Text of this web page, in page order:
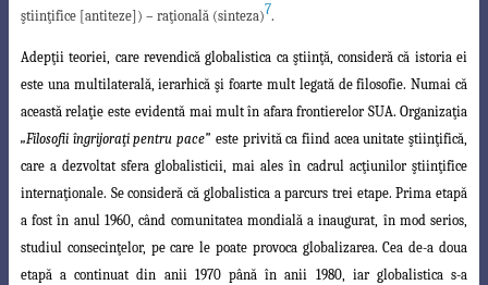
ştiinţifice [antiteze]) – raţională (sinteza)7.
Adepţii teoriei, care revendică globalistica ca ştiinţă, consideră că istoria ei
este una multilaterală, ierarhică şi foarte mult legată de filosofie. Numai că
această relaţie este evidentă mai mult în afara frontierelor SUA. Organizaţia
„Filosofii îngrijoraţi pentru pace” este privită ca fiind acea unitate ştiinţifică,
care a dezvoltat sfera globalisticii, mai ales în cadrul acţiunilor ştiinţifice
internaţionale. Se consideră că globalistica a parcurs trei etape.Prima etapă
a fost în anul 1960, când comunitatea mondială a inaugurat, în mod serios,
studiul consecinţelor, pe care le poate provoca globalizarea. Cea de-a doua
etapă a continuat din anii 1970 până în anii 1980, iar globalistica s-a